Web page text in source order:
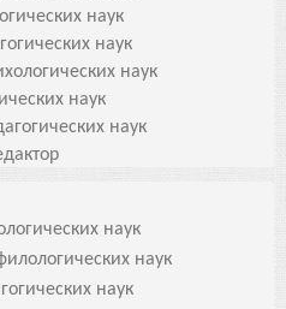
наук
наук
наук
наук
наук
наук
наук
наук